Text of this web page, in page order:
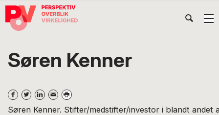
Gå
direkte
navigation
Skip
indhold
Gå
direkte
POV
International
Søren Kenner
Søren Kenner. Stifter/medstifter/investor i blandt andet